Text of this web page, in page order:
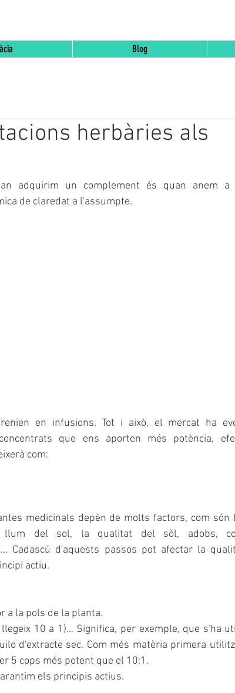
Blog
herbàries als
de claredat a l'assumpte.
en infusions. Tot i això, el mercat ha
que ens aporten més potència,
com:
medicinals depèn de molts factors, com són
del sol, la qualitat del sòl, adobs,
actiu.
a la pols de la planta.
10 a 1)… Significa, per exemple, que s'ha
d'extracte sec. Com més matèria primera
5 cops més potent que el 10:1.
els principis actius.